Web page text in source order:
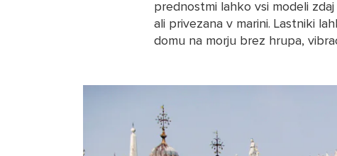
prednostmi lahko vsi modeli
ali privezana v marini. Lastniki
domu na morju brez hrupa,